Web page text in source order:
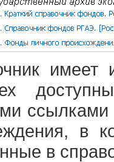
имеет
в
в